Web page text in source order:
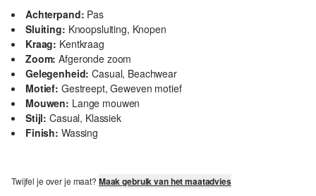
Achterpand: Pas
Sluiting: Knoopsluiting, Knopen
Kraag: Kentkraag
Zoom: Afgeronde zoom
Gelegenheid: Casual, Beachwear
Motief: Gestreept, Geweven motief
Mouwen: Lange mouwen
Stijl: Casual, Klassiek
Finish: Wassing
Twijfel je over je maat? Maak gebruik van het maatadvies